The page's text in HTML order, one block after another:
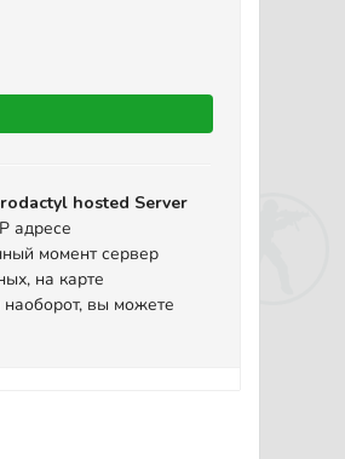
hosted Server
адресе
момент сервер
на карте
вы можете